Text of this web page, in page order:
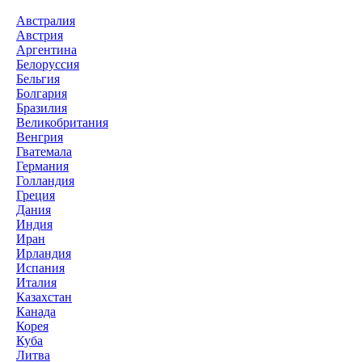
Австралия
Австрия
Аргентина
Белоруссия
Бельгия
Болгария
Бразилия
Великобритания
Венгрия
Гватемала
Германия
Голландия
Греция
Дания
Индия
Иран
Ирландия
Испания
Италия
Казахстан
Канада
Корея
Куба
Литва